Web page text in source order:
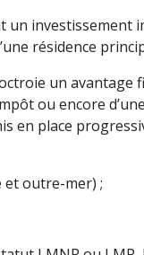
un investissement
résidence
un avantage
ou encore
en place
outre-mer) ;